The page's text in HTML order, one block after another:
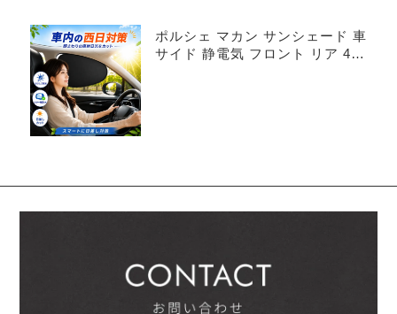
ポルシェ マカン サンシェード 車
サイド 静電気 フロント リア 4枚